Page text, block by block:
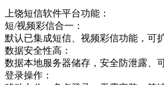
上饶短信软件平台功能：
短/视频彩信合一：
默认已集成短信、视频彩信功能，可
数据安全性高：
数据本地服务器储存，安全防泄露、
登录操作：